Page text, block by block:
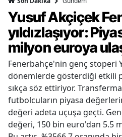
Yusuf Akçiçek
yıldızlaşıyor:
milyon euroya
Fenerbahçe'nin genç stoperi
dönemlerde gösterdiği etkili
sıkça söz ettiriyor.
futbolcuların piyasa
değeri adeta uçuşa geçti.
değeri, 150 bin euro'dan 5.5